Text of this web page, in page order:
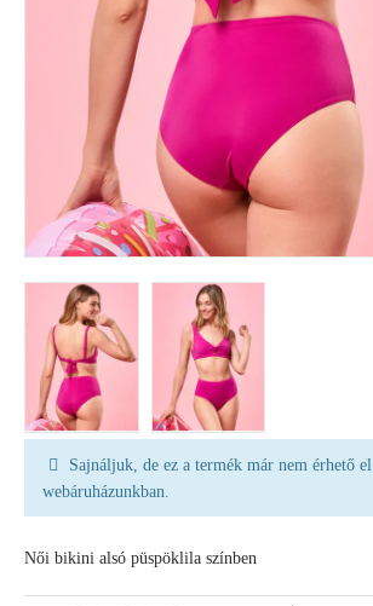
Sajnáljuk, de ez a termék már nem érhető el
webáruházunkban.
Női bikini alsó püspöklila színben